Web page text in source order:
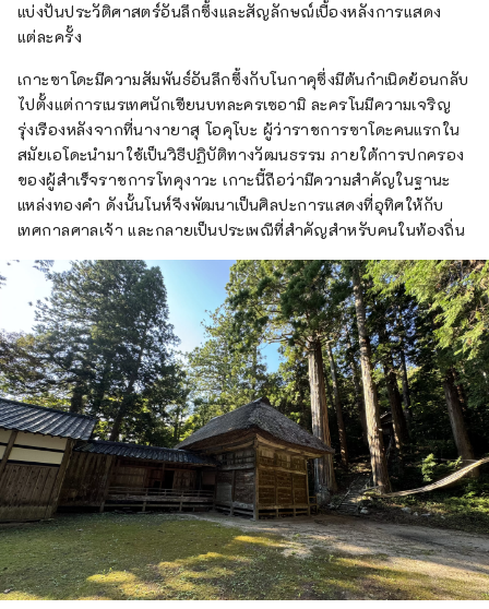
แบ่งปันประวัติศาสตร์อันลึกซึ้งและสัญลักษณ์เบื้องหลังการแสดง
แต่ละครั้ง
เกาะซาโดะมีความสัมพันธ์อันลึกซึ้งกับโนกาคุซึ่งมีต้นกำเนิดย้อนกลับ
ไปตั้งแต่การเนรเทศนักเขียนบทละครเซอามิ ละครโนมีความเจริญ
รุ่งเรืองหลังจากที่นางายาสุ โอคุโบะ ผู้ว่าราชการซาโดะคนแรกใน
สมัยเอโดะนำมาใช้เป็นวิธีปฏิบัติทางวัฒนธรรม ภายใต้การปกครอง
ของผู้สำเร็จราชการโทคุงาวะ เกาะนี้ถือว่ามีความสำคัญในฐานะ
แหล่งทองคำ ดังนั้นโนห์จึงพัฒนาเป็นศิลปะการแสดงที่อุทิศให้กับ
เทศกาลศาลเจ้า และกลายเป็นประเพณีที่สำคัญสำหรับคนในท้องถิ่น